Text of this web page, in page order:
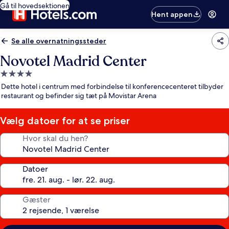
Gå til hovedsektionen
Hent appen
Se alle overnatningssteder
Novotel Madrid Center
4.0-
stjernet
overnatningssted
Dette hotel i centrum med forbindelse til konferencecenteret tilbyder
restaurant og befinder sig tæt på Movistar Arena
Vælg datoer for at se priser
Hvor skal du hen?
Datoer
Gæster